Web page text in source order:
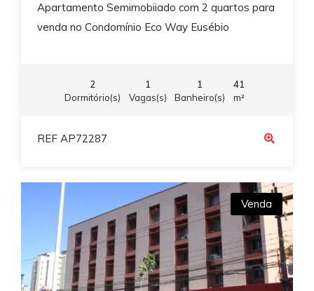
Apartamento Semimobiiado com 2 quartos para
venda no Condomínio Eco Way Eusébio
2
Dormitório(s)
1
Vagas(s)
1
Banheiro(s)
41
m²
REF AP72287
Venda